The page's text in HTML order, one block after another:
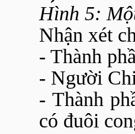
Hình 5:
Nhận xét
- Thành
- Người
- Thành
có đuôi